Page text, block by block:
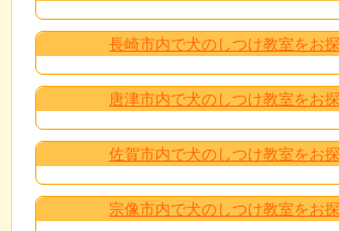
長崎市内で犬のしつけ教室をお
唐津市内で犬のしつけ教室をお
佐賀市内で犬のしつけ教室をお
宗像市内で犬のしつけ教室をお